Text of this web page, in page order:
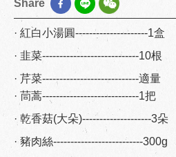
Share
· 紅白小湯圓---------------------1盒
· 韭菜----------------------------10根
· 芹菜----------------------------適量
· 茼蒿----------------------------1把
· 乾香菇(大朵)--------------------3朵
· 豬肉絲--------------------------300g